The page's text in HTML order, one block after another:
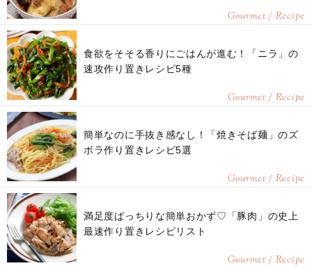
Gourmet / Recipe
食欲をそそる香りにごはんが進む！「ニラ」の
速攻作り置きレシピ5種
Gourmet / Recipe
簡単なのに手抜き感なし！「焼きそば麺」のズ
ボラ作り置きレシピ5選
Gourmet / Recipe
満足度ばっちりな簡単おかず♡「豚肉」の史上
最速作り置きレシピリスト
Gourmet / Recipe